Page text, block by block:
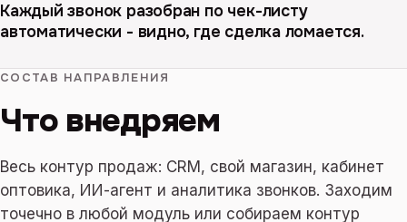
Каждый звонок разобран по чек-листу
автоматически - видно, где сделка ломается.
СОСТАВ НАПРАВЛЕНИЯ
Что внедряем
Весь контур продаж: CRM, свой магазин, кабинет
оптовика, ИИ-агент и аналитика звонков. Заходим
точечно в любой модуль или собираем контур